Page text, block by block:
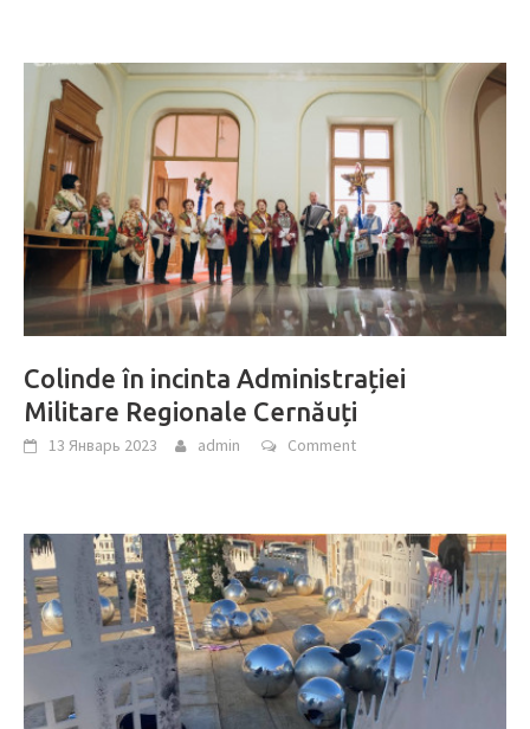
Colinde în incinta Administrației
Militare Regionale Cernăuți
13 Январь 2023 admin Comment